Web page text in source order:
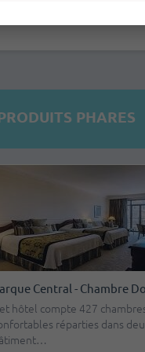
Économique
Incluse
Hyundai Grand i 10 / Kia
Tarif d’aéroport: Toute
PHARES
Hotel Nacional De Cuba -
Double
L'hôtel dispose de 426
confortables et entièrement